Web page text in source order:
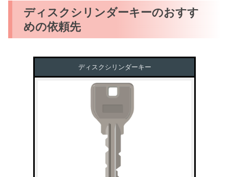
ディスクシリンダーキーのおすす
めの依頼先
ディスクシリンダーキー